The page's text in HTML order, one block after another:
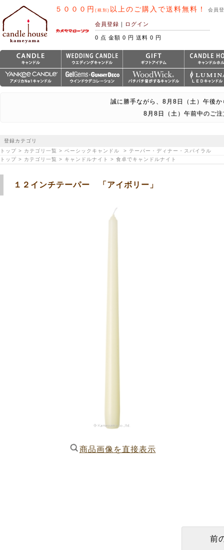
５０００円 (税別) 以上のご購入で送料無料！ 会員
会員登録 ｜ ログイン
0 点 金額 0 円 送料 0 円
誠に勝手ながら、8月8日（土）午後
8月8日（土）午前中のご
登録カテゴリ
トップ > カテゴリ一覧 > ベーシックキャンドル > テーパー・ディナー・スパイラル
トップ > カテゴリ一覧 > キャンドルナイト > 食卓でキャンドルナイト
１２インチテーパー 「アイボリー」
商品画像を直接表示